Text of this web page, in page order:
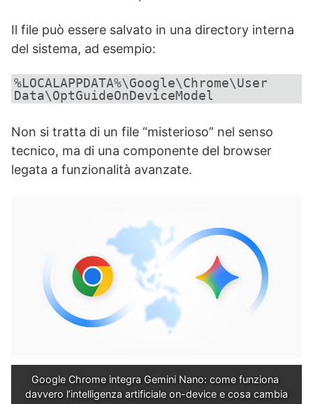
Il file può essere salvato in una directory interna
del sistema, ad esempio:
%LOCALAPPDATA%\Google\Chrome\User
Data\OptGuideOnDeviceModel
Non si tratta di un file “misterioso” nel senso
tecnico, ma di una componente del browser
legata a funzionalità avanzate.
Google Chrome integra Gemini Nano: come funziona
davvero l’intelligenza artificiale on-device e cosa cambia